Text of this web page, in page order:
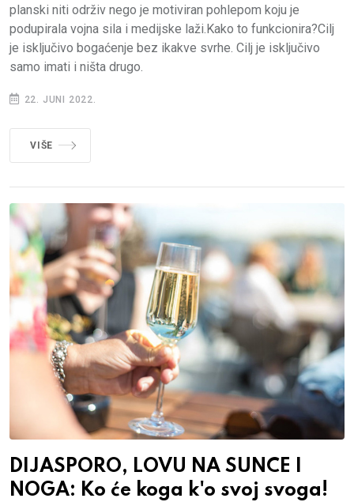
planski niti održiv nego je motiviran pohlepom koju je
podupirala vojna sila i medijske laži.Kako to funkcionira?Cilj
je isključivo bogaćenje bez ikakve svrhe. Cilj je isključivo
samo imati i ništa drugo.
22. JUNI 2022.
VIŠE
DIJASPORO, LOVU NA SUNCE I
NOGA: Ko će koga k'o svoj svoga!